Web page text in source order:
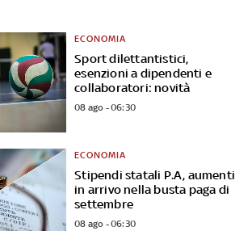
Sport dilettantistici,
esenzioni a dipendenti e
collaboratori: novità
ECONOMIA
08 ago - 06:30
Stipendi statali P.A, aumenti
in arrivo nella busta paga di
settembre
ECONOMIA
08 ago - 06:30